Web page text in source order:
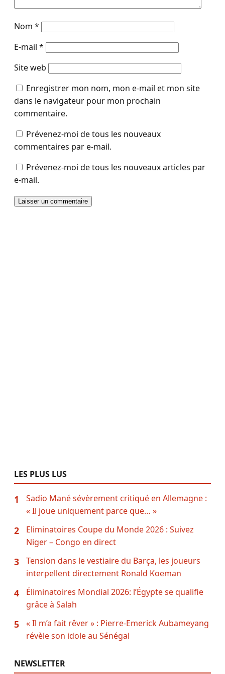
Nom *
E-mail *
Site web
Enregistrer mon nom, mon e-mail et mon site
dans le navigateur pour mon prochain
commentaire.
Prévenez-moi de tous les nouveaux
commentaires par e-mail.
Prévenez-moi de tous les nouveaux articles par
e-mail.
LES PLUS LUS
1
Sadio Mané sévèrement critiqué en Allemagne :
« Il joue uniquement parce que… »
2
Eliminatoires Coupe du Monde 2026 : Suivez
Niger – Congo en direct
3
Tension dans le vestiaire du Barça, les joueurs
interpellent directement Ronald Koeman
4
Éliminatoires Mondial 2026: l’Égypte se qualifie
grâce à Salah
5
« Il m’a fait rêver » : Pierre-Emerick Aubameyang
révèle son idole au Sénégal
NEWSLETTER